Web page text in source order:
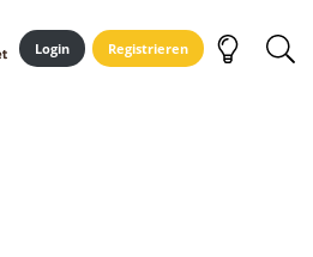
Login Registrieren